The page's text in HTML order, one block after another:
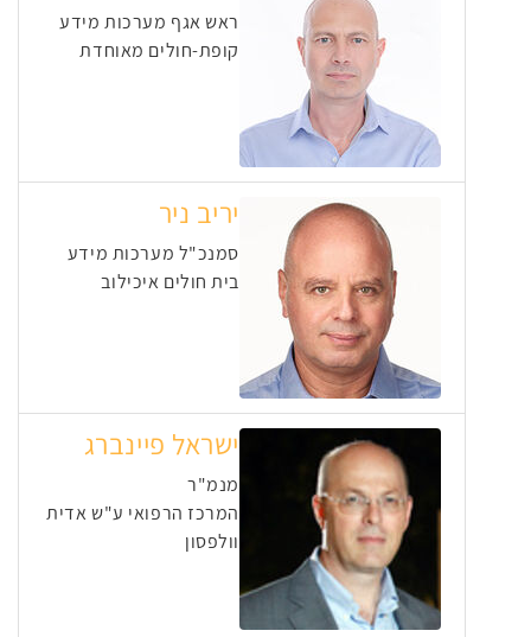
ראש אגף מערכות מידע
קופת-חולים מאוחדת
יריב ניר
סמנכ"ל מערכות מידע
בית חולים איכילוב
ישראל פיינברג
מנמ"ר
המרכז הרפואי ע"ש אדית
וולפסון